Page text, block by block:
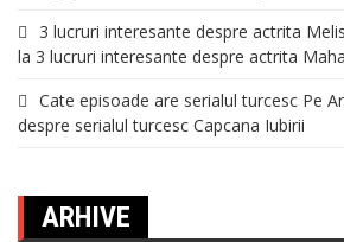
3 lucruri interesante despre actrita
la 3 lucruri interesante despre actrita
Cate episoade are serialul turcesc Pe
despre serialul turcesc Capcana Iubirii
ARHIVE